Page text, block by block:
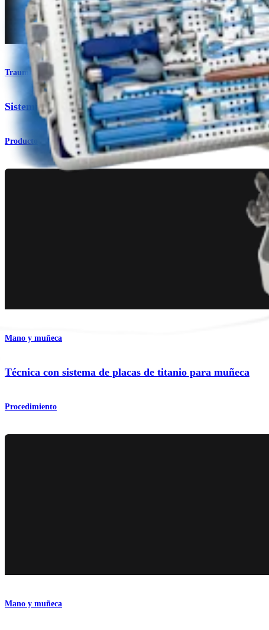
Traumatismo - Extremidades superiores
Sistema de placas de titanio para muñeca
Producto
Mano y muñeca
Técnica con sistema de placas de titanio para muñeca
Procedimiento
Mano y muñeca